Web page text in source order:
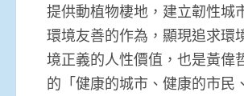
提供動植物棲地，建立韌性城
環境友善的作為，顯現追求環
境正義的人性價值，也是黃偉
的「健康的城市、健康的市民